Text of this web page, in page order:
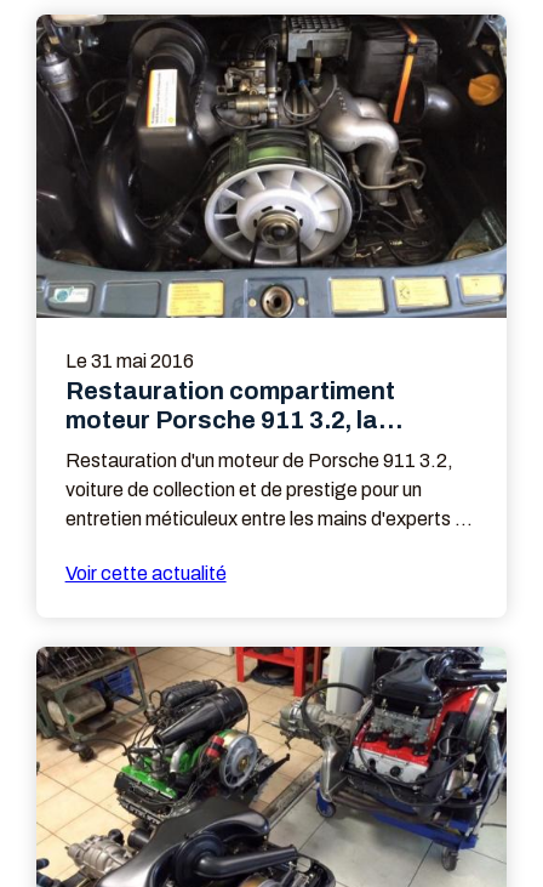
Le31 mai 2016
Restauration compartiment
moteur Porsche 911 3.2, la
passion du travail bien fait
Restauration d'un moteur de Porsche 911 3.2,
voiture de collection et de prestige pour un
entretien méticuleux entre les mains d'experts de
de passionné pour du travail bien fait !
Voir cette actualité